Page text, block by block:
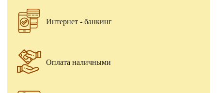
Интернет - банкинг
Оплата наличными